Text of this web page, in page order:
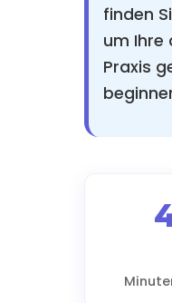
finden
um Ihre
Praxis